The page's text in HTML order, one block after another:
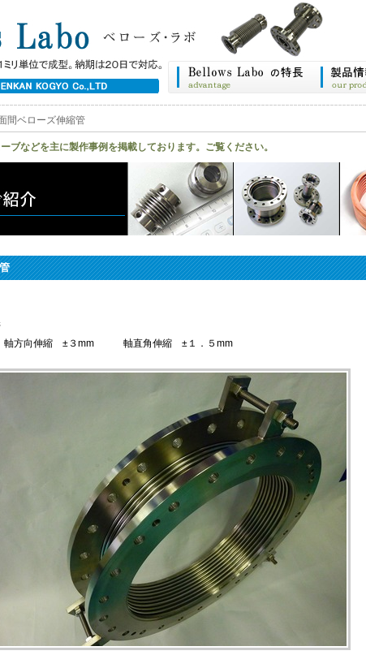
間ベローズ伸縮管
ブなどを主に製作事例を掲載しております。ご覧ください。
軸方向伸縮 ±３mm 軸直角伸縮 ±１．５mm